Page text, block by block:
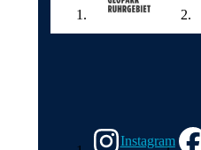
Instagram